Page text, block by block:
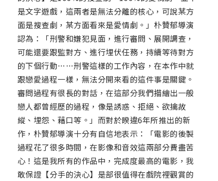
是文字遊戲，這兩者是無法分離的核心，可說某方
面是搜查劇，某方面看來是愛情劇。」朴贊郁導演
認為：「刑警和嫌犯見面，進行審問、展開調查，
可能還要跟監對方、進行埋伏任務，持續等待對方
的下個行動……刑警這樣的工作內容，在本作中就
跟戀愛過程一樣，無法分開來看的這件事是關鍵。
審問過程有很長的對話，在這部分我們描繪出一般
戀人都曾經歷的過程，像是誘惑、拒絕、欲擒故
縱、埋怨、藉口等。」而對於睽違6年所推出的新
作，朴贊郁導演十分有自信地表示：「電影的後製
過程花了很多時間，在影像和音效這兩部分費盡苦
心！這是我所有的作品中，完成度最高的電影，我
敢保證【分手的決心】是部很值得在戲院裡觀賞的